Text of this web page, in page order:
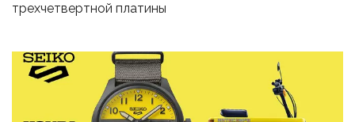
трехчетвертной платины